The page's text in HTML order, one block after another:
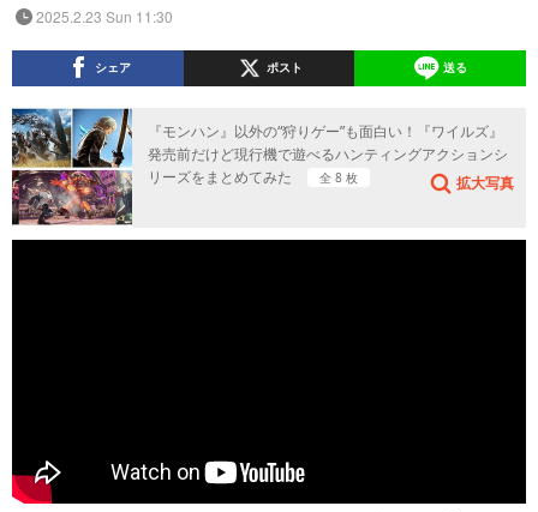
2025.2.23 Sun 11:30
シェア ポスト 送る
『モンハン』以外の“狩りゲー”も面白い！『ワイルズ』
発売前だけど現行機で遊べるハンティングアクションシ
リーズをまとめてみた
全 8 枚 拡大写真